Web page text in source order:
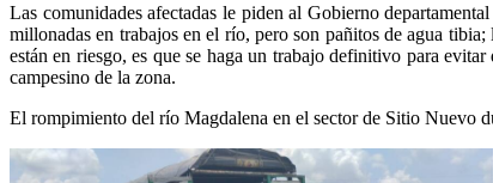
Las comunidades afectadas le piden al Gobierno
millonadas en trabajos en el río, pero son pañitos de agua
están en riesgo, es que se haga un trabajo definitivo para
campesino de la zona.
El rompimiento del río Magdalena en el sector de Sitio Nuevo